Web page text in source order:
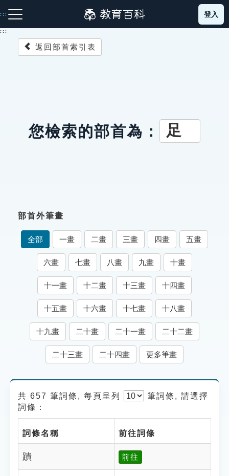
到
主
:::
成語故事
索引選單
知識索引
單字索引
生命大百科索引
遊戲專區
貓頭鷹博士
登入
:::
返回部首索引表
您檢索的部首為： 足
部首外筆畫
全部 一畫 二畫 三畫 四畫 五畫
六畫 七畫 八畫 九畫 十畫
十一畫 十二畫 十三畫 十四畫
十五畫 十六畫 十七畫 十八畫
十九畫 二十畫 二十一畫 二十二畫
二十三畫 二十四畫 更多筆畫
共 657 筆詞條, 每頁呈列 筆詞條, 請選擇
詞條：
詞條名稱 前往詞條
蹪 前往